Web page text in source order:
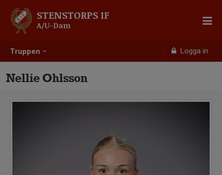
Truppen Logga in
STENSTORPS IF
A/U-Dam
Nellie Ohlsson